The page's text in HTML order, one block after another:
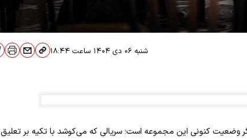
شنبه ۰۶ دی ۱۴۰۴ ساعت
وضعیت کنونی این مجموعه است؛ سریالی که می‌کوشد با تکیه بر تعلیق